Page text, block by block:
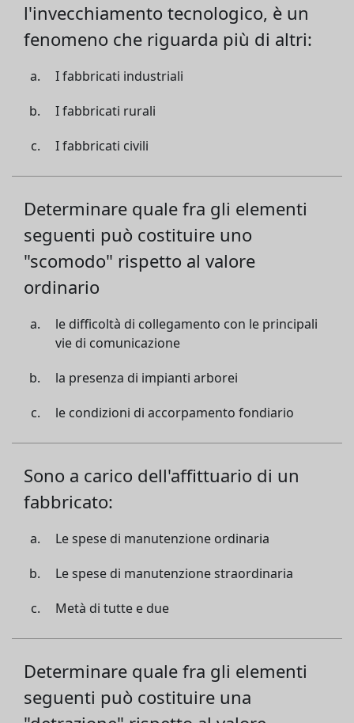
l'invecchiamento tecnologico, è un
fenomeno che riguarda più di altri:
I fabbricati industriali
I fabbricati rurali
I fabbricati civili
Determinare quale fra gli elementi
seguenti può costituire uno
"scomodo" rispetto al valore
ordinario
le difficoltà di collegamento con le principali
vie di comunicazione
la presenza di impianti arborei
le condizioni di accorpamento fondiario
Sono a carico dell'affittuario di un
fabbricato:
Le spese di manutenzione ordinaria
Le spese di manutenzione straordinaria
Metà di tutte e due
Determinare quale fra gli elementi
seguenti può costituire una